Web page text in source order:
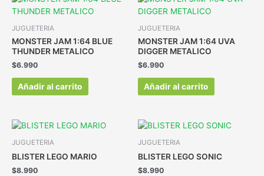
JUGUETERIA
MONSTER JAM 1:64 BLUE
THUNDER METALICO
$6.990
Añadir al carrito
JUGUETERIA
MONSTER JAM 1:64 UVA
DIGGER METALICO
$6.990
Añadir al carrito
JUGUETERIA
BLISTER LEGO MARIO
$8.990
JUGUETERIA
BLISTER LEGO SONIC
$8.990